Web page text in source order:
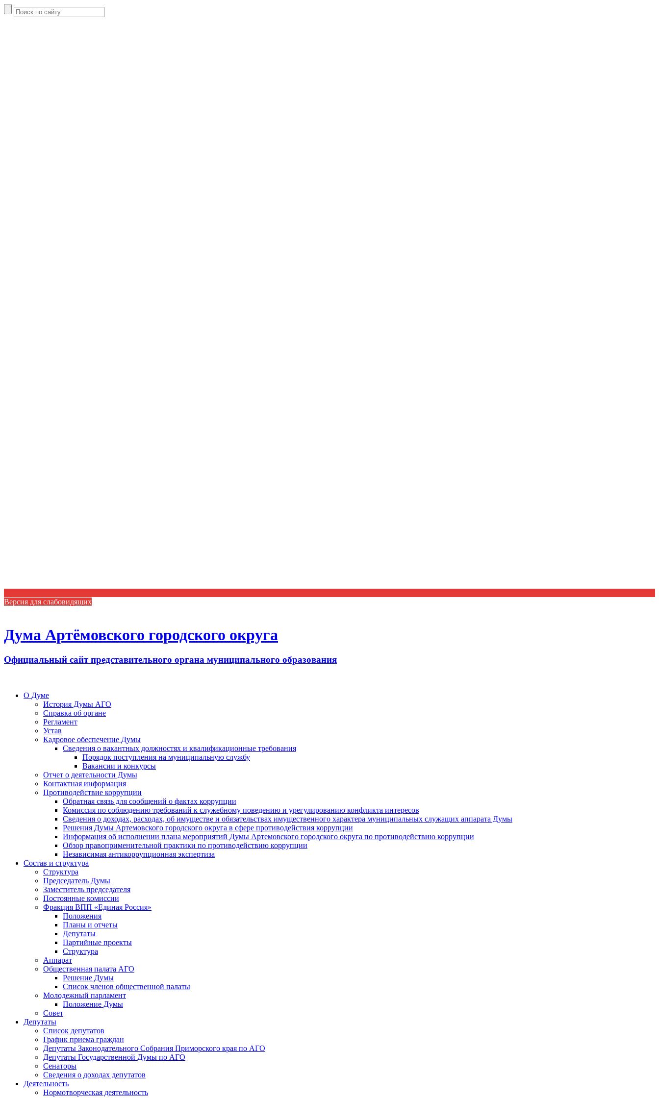
Версия для слабовидящих
Дума Артёмовского городского округа
Официальный сайт представительного органа муниципального образования
О Думе
История Думы АГО
Справка об органе
Регламент
Устав
Кадровое обеспечение Думы
Сведения о вакантных должностях и квалификационные требования
Порядок поступления на муниципальную службу
Вакансии и конкурсы
Отчет о деятельности Думы
Контактная информация
Противодействие коррупции
Обратная связь для сообщений о фактах коррупции
Комиссия по соблюдению требований к служебному поведению и урегулированию конфликта интересов
Сведения о доходах, расходах, об имуществе и обязательствах имущественного характера муниципальных служащих аппарата Думы
Решения Думы Артемовского городского округа в сфере противодействия коррупции
Информация об исполнении плана мероприятий Думы Артемовского городского округа по противодействию коррупции
Обзор правоприменительной практики по противодействию коррупции
Независимая антикоррупционная экспертиза
Состав и структура
Структура
Председатель Думы
Заместитель председателя
Постоянные комиссии
Фракция ВПП «Единая Россия»
Положения
Планы и отчеты
Депутаты
Партийные проекты
Структура
Аппарат
Общественная палата АГО
Решение Думы
Список членов общественной палаты
Молодежный парламент
Положение Думы
Совет
Депутаты
Список депутатов
График приема граждан
Депутаты Законодательного Собрания Приморского края по АГО
Депутаты Государственной Думы по АГО
Сенаторы
Сведения о доходах депутатов
Деятельность
Нормотворческая деятельность